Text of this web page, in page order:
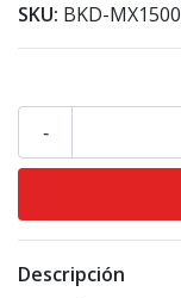
SKU: BKD-
-
Descripción